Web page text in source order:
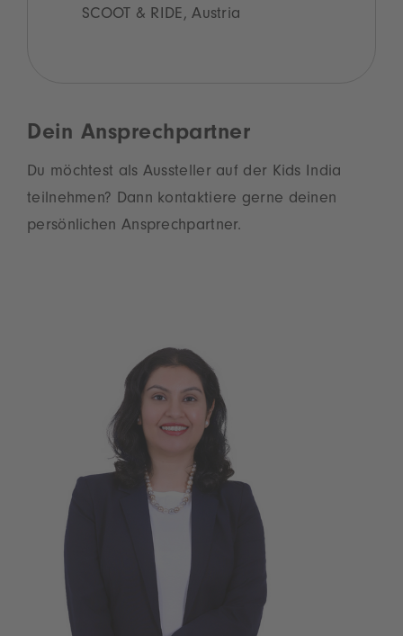
SCOOT & RIDE, Austria
Dein Ansprechpartner
Du möchtest als Aussteller auf der Kids India
teilnehmen? Dann kontaktiere gerne deinen
persönlichen Ansprechpartner.